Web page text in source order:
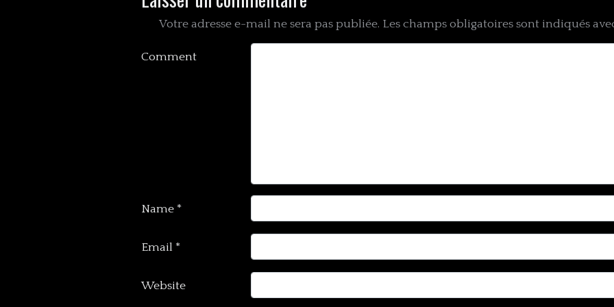
Votre adresse e-mail ne sera pas publiée. Les champs obligatoires sont indiqués
Comment
Name *
Email *
Website